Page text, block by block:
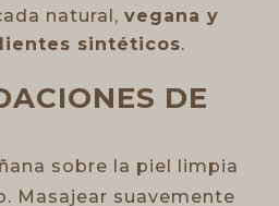
natural, vegana y
sintéticos.
DE
sobre la piel limpia
Masajear suavemente